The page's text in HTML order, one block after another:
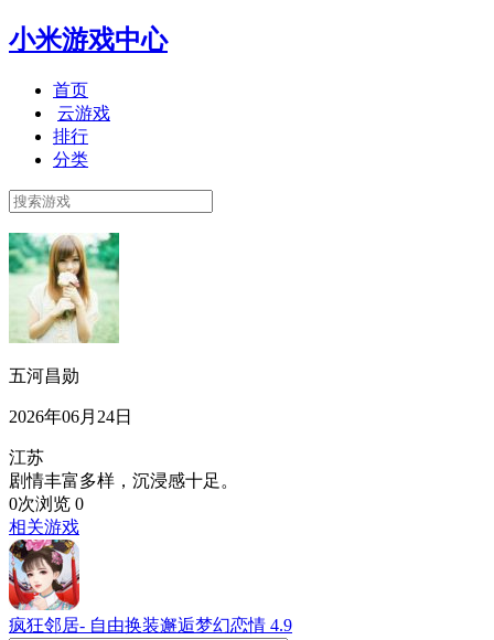
小米游戏中心
首页
云游戏
排行
分类
五河昌勋
2026年06月24日
江苏
剧情丰富多样，沉浸感十足。
0次浏览 0
相关游戏
疯狂邻居- 自由换装邂逅梦幻恋情 4.9